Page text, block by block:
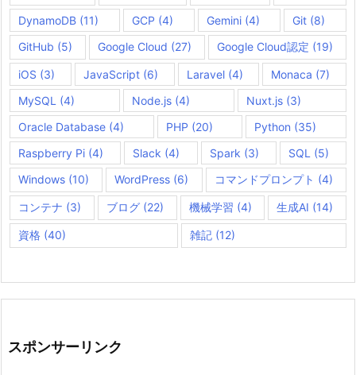
DynamoDB (11) GCP (4) Gemini(4) Git (8)
GitHub (5) Google Cloud (27) Google Cloud認定 (19)
iOS (3) JavaScript(6) Laravel(4) Monaca (7)
MySQL (4) Node.js(4) Nuxt.js (3)
Oracle Database (4) PHP (20) Python (35)
Raspberry Pi (4) Slack (4) Spark (3) SQL (5)
Windows (10) WordPress (6) コマンドプロンプト (4)
コンテナ (3) ブログ(22) 機械学習 (4) 生成AI (14)
資格 (40) 雑記(12)
スポンサーリンク